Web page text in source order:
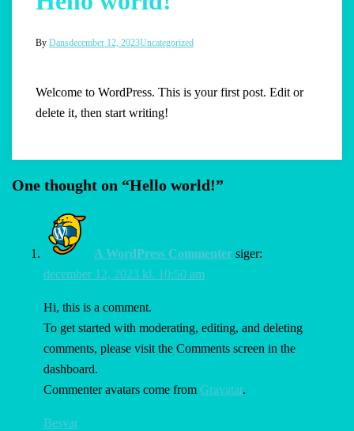
By Dansdecember 12, 2023Uncategorized
Welcome to WordPress. This is your first post. Edit or
delete it, then start writing!
One thought on “Hello world!”
A WordPress Commenter siger:
december 12, 2023 kl. 10:50 am
Hi, this is a comment.
To get started with moderating, editing, and deleting
comments, please visit the Comments screen in the
dashboard.
Commenter avatars come from Gravatar.
Besvar